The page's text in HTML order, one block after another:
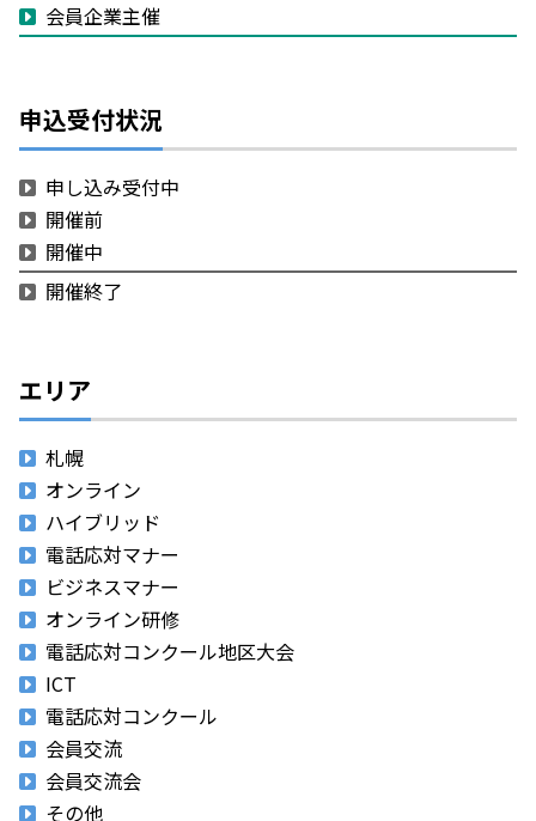
会員企業主催
申込受付状況
申し込み受付中
開催前
開催中
開催終了
エリア
札幌
オンライン
ハイブリッド
電話応対マナー
ビジネスマナー
オンライン研修
電話応対コンクール地区大会
ICT
電話応対コンクール
会員交流
会員交流会
その他